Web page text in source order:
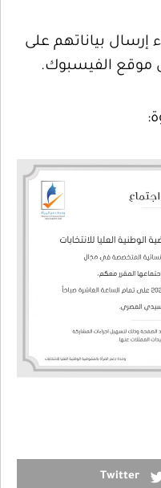
إرسال بياناتهم على
موقع الفيسبوك.
Twitter